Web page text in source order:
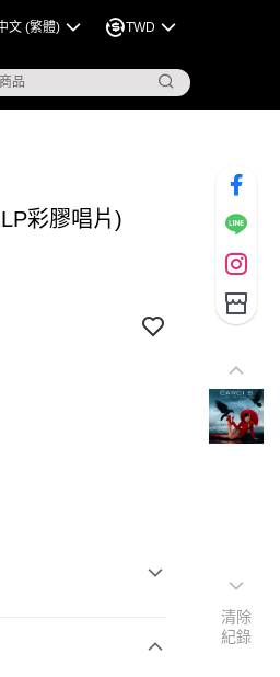
文 (繁體) TWD
彩膠唱片)
清除
紀錄